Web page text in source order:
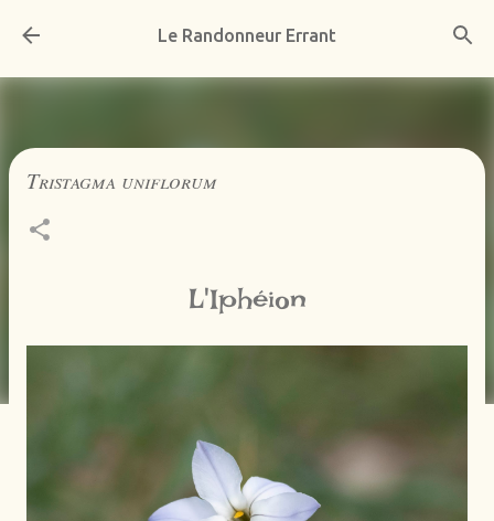
Accéder au contenu principal
Le Randonneur Errant
Tristagma uniflorum
L'Iphéion